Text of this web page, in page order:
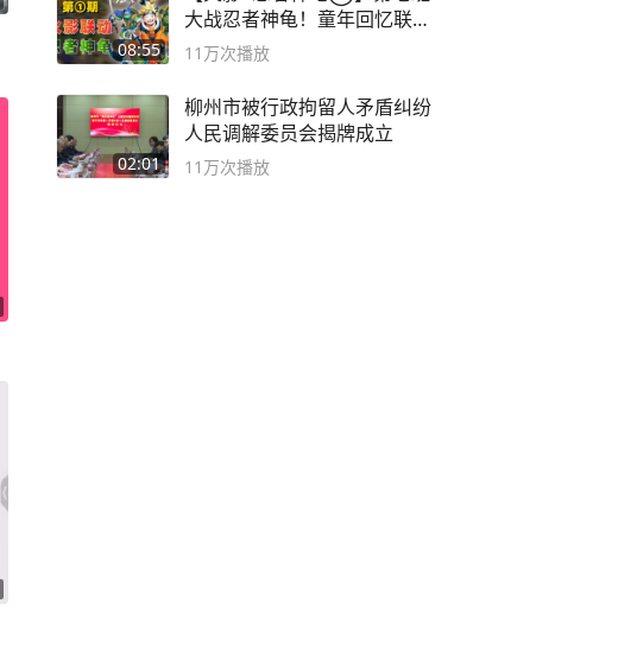
08:55
大战忍者神龟！童年回忆联动
论武？
11万次播放
02:01
柳州市被行政拘留人矛盾纠纷
人民调解委员会揭牌成立
11万次播放